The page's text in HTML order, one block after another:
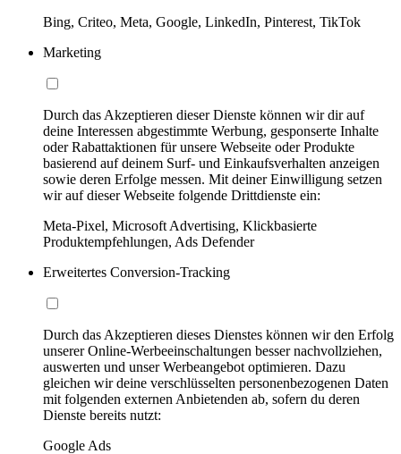
Bing, Criteo, Meta, Google, LinkedIn, Pinterest, TikTok
Marketing
Durch das Akzeptieren dieser Dienste können wir dir auf
deine Interessen abgestimmte Werbung, gesponserte Inhalte
oder Rabattaktionen für unsere Webseite oder Produkte
basierend auf deinem Surf- und Einkaufsverhalten anzeigen
sowie deren Erfolge messen. Mit deiner Einwilligung setzen
wir auf dieser Webseite folgende Drittdienste ein:
Meta-Pixel, Microsoft Advertising, Klickbasierte
Produktempfehlungen, Ads Defender
Erweitertes Conversion-Tracking
Durch das Akzeptieren dieses Dienstes können wir den Erfolg
unserer Online-Werbeeinschaltungen besser nachvollziehen,
auswerten und unser Werbeangebot optimieren. Dazu
gleichen wir deine verschlüsselten personenbezogenen Daten
mit folgenden externen Anbietenden ab, sofern du deren
Dienste bereits nutzt:
Google Ads